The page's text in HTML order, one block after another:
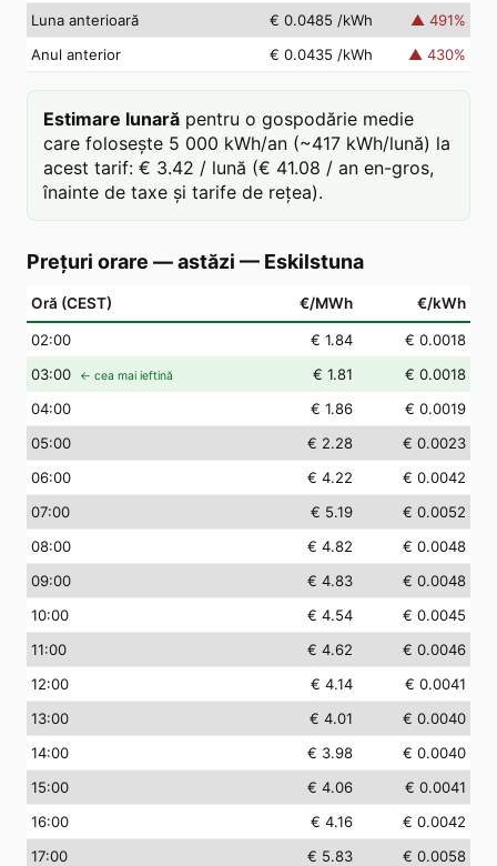
Luna anterioară
€ 0.0485 /kWh ▲ 491%
Anul anterior
€ 0.0435 /kWh ▲ 430%
Estimare lunară pentru o gospodărie medie
care folosește 5 000 kWh/an (~417 kWh/lună) la
acest tarif: € 3.42 / lună (€ 41.08 / an en-gros,
înainte de taxe și tarife de rețea).
Prețuri orare — astăzi — Eskilstuna
Oră (CEST) €/MWh €/kWh
02:00 € 1.84
€ 0.0018
03:00 ← cea mai ieftină € 1.81
€ 0.0018
04:00 € 1.86
€ 0.0019
05:00 € 2.28
€ 0.0023
06:00 € 4.22
€ 0.0042
07:00 € 5.19
€ 0.0052
08:00 € 4.82
€ 0.0048
09:00 € 4.83
€ 0.0048
10:00 € 4.54
€ 0.0045
11:00 € 4.62
€ 0.0046
12:00 € 4.14
€ 0.0041
13:00 € 4.01
€ 0.0040
14:00 € 3.98
€ 0.0040
15:00 € 4.06
€ 0.0041
16:00 € 4.16
€ 0.0042
17:00 € 5.83
€ 0.0058